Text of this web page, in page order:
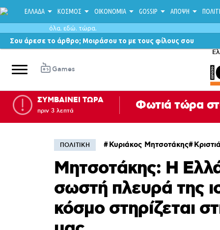
ΕΛΛΑΔΑ ΚΟΣΜΟΣ ΟΙΚΟΝΟΜΙΑ GOSSIP ΑΠΟΨΗ
όλα. εδώ. τώρα.
Σου άρεσε το άρθρο; Μοιράσου το με τους φίλους σου